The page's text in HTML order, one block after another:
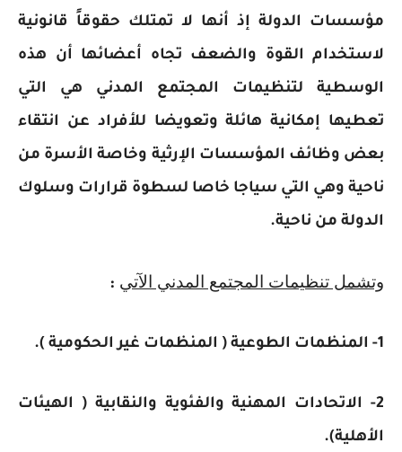
مؤسسات الدولة إذ أنها لا تمتلك حقوقاً قانونية
لاستخدام القوة والضعف تجاه أعضائها أن هذه
الوسطية لتنظيمات المجتمع المدني هي التي
تعطيها إمكانية هائلة وتعويضا للأفراد عن انتقاء
بعض وظائف المؤسسات الإرثية وخاصة الأسرة من
ناحية وهي التي سياجا خاصا لسطوة قرارات وسلوك
الدولة من ناحية.
وتشمل تنظيمات المجتمع المدني الآتي :
1- المنظمات الطوعية ( المنظمات غير الحكومية ).
2- الاتحادات المهنية والفئوية والنقابية ( الهيئات
الأهلية).